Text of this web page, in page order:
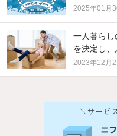
2025年01月
一人暮らし
を決定し
2023年12月
他の人はこんな条件で絞り